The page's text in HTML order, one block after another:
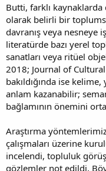
Butti, farklı
olarak belirli bir
davranış veya nesneye
literatürde bazı yerel
sanatları veya ritüel
2018; Journal of
bakıldığında ise
anlam kazanabilir;
bağlamının önemini
Araştırma
çalışmaları üzerine
incelendi, topluluk
gözlemler not edildi.